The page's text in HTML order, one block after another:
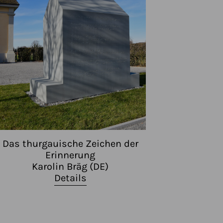
Das thurgauische Zeichen der
Erinnerung
Karolin Bräg (DE)
Details